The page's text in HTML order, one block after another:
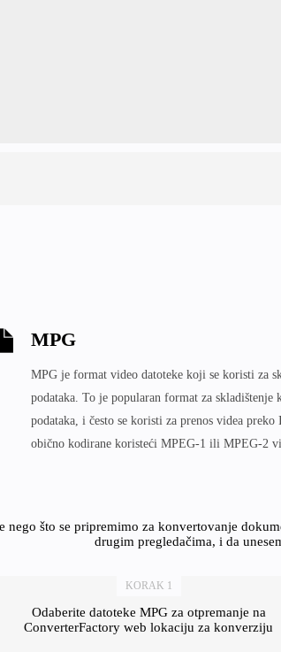
MPG
MPG je format video datoteke koji se koristi za
podataka. To je popularan format za
podataka, i često se koristi za prenos videa preko
obično kodirane koristeći MPEG-1 ili MPEG-2
nego što se pripremimo za konvertovanje
drugim pregledačima, i da
KORAK 1
Odaberite datoteke MPG za otpremanje na
ConverterFactory web lokaciju za konverziju